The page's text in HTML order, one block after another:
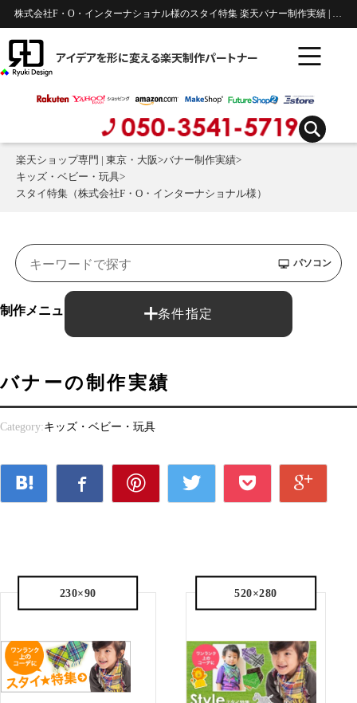
株式会社F・O・インターナショナル様のスタイ特集 楽天バナー制作実績 | キッズ・ベビー・玩具
アイデアを形に変える楽天制作パートナー
楽天ショップ専門 | 東京・大阪>バナー制作実績>
キッズ・ベビー・玩具>
スタイ特集（株式会社F・O・インターナショナル様）
条件指定
パソコン
制作メニュー： バナー制作
バナーの制作実績
Category:キッズ・ベビー・玩具
230×90 520×280